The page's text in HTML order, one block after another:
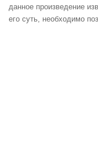
данное произведение
его суть, необходимо